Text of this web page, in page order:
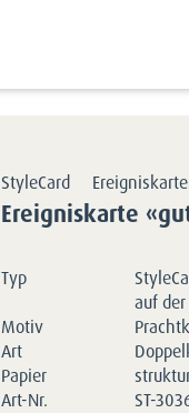
StyleCard
Ereigniskarte
Typ
auf
Motiv
Art
Papier
Art-Nr.
ST-